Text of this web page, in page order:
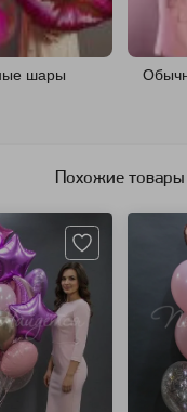
шары
Похожие товары